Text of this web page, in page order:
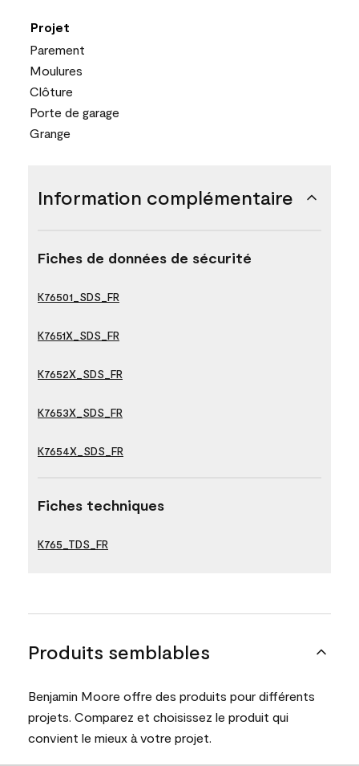
Projet
Parement
Moulures
Clôture
Porte de garage
Grange
Information complémentaire
Fiches de données de sécurité
K76501_SDS_FR
K7651X_SDS_FR
K7652X_SDS_FR
K7653X_SDS_FR
K7654X_SDS_FR
Fiches techniques
K765_TDS_FR
Produits semblables
Benjamin Moore offre des produits pour différents
projets. Comparez et choisissez le produit qui
convient le mieux à votre projet.